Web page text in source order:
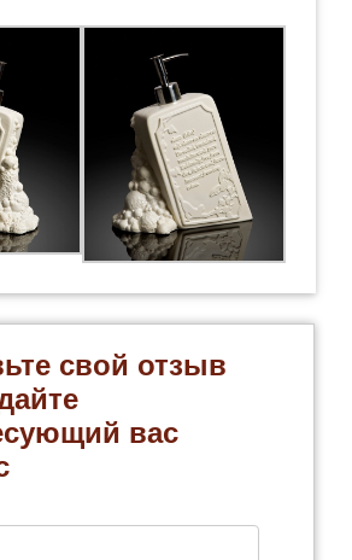
свой отзыв
вас